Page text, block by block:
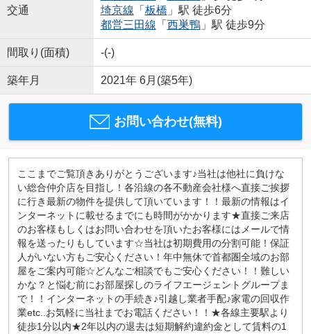
交通
埼京線 「 板橋 」駅 徒歩6分
都営三田線 「 西巣鴨」駅 徒歩9分
間取り(面積) -(-)
築年月 2021年 6月(築5年)
お問い合わせ(無料)
ここまでご覧頂きありがとうございます♪当社は他社に負けな
い総合仲介店を目指し！各沿線の各不動産会社様へ直接ご挨拶
に行き最新の物件を提供して頂いています！！最新の情報はイ
ンターネットに載せるまでにも時間がかかります★直接ご来店
のお客様もしくはお問い合わせを頂いたお客様にはメールで情
報を送ったりもしています☆当社は初期費用の分割可能！保証
人がいない方もご安心ください！年中無休で首都圏全域のお部
屋をご案内可能☆どんなご相談でもご安心ください！！難しい
かな？と悩む前にお部屋探しのライフエージェントグループま
で！！インターネットの手続き♪引越し業者手配♪家電の回収作
業etc..お気軽に当社までお電話ください！！★各線主要駅より
徒歩1分以内★2年以内の退去は短期解約違約金として賃料の1